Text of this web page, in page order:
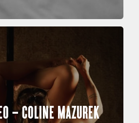
– COLINE MAZUREK